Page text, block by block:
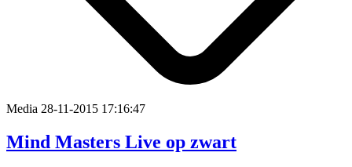
Media 28-11-2015 17:16:47
Mind Masters Live op zwart